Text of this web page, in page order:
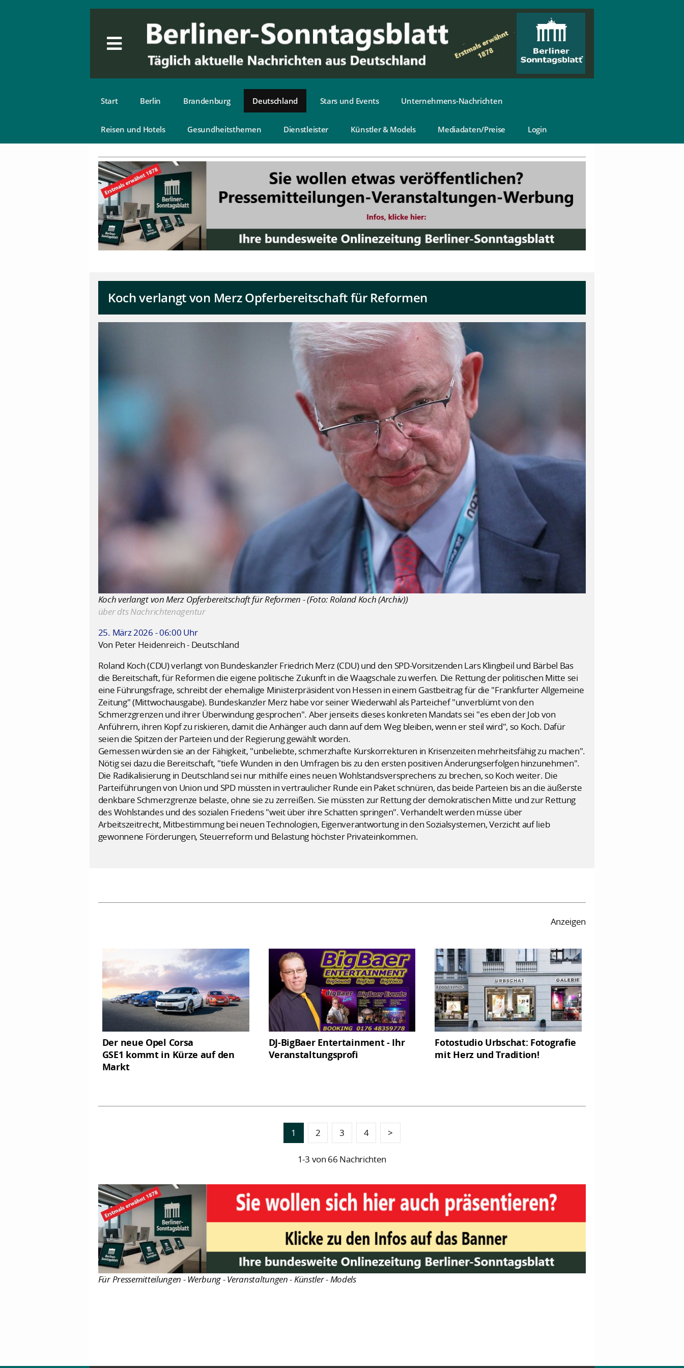
Start Berlin Brandenburg Deutschland Stars und Events Unternehmens-Nachrichten
Reisen und Hotels Gesundheitsthemen Dienstleister Künstler & Models Mediadaten/Preise Login
Koch verlangt von Merz Opferbereitschaft für Reformen
Koch verlangt von Merz Opferbereitschaft für Reformen - (Foto: Roland Koch (Archiv))
über dts Nachrichtenagentur
25. März 2026 - 06:00 Uhr
Von Peter Heidenreich - Deutschland
Roland Koch (CDU) verlangt von Bundeskanzler Friedrich Merz (CDU) und den SPD-Vorsitzenden Lars Klingbeil und Bärbel Bas
die Bereitschaft, für Reformen die eigene politische Zukunft in die Waagschale zu werfen. Die Rettung der politischen Mitte sei
eine Führungsfrage, schreibt der ehemalige Ministerpräsident von Hessen in einem Gastbeitrag für die "Frankfurter Allgemeine
Zeitung" (Mittwochausgabe). Bundeskanzler Merz habe vor seiner Wiederwahl als Parteichef "unverblümt von den
Schmerzgrenzen und ihrer Überwindung gesprochen". Aber jenseits dieses konkreten Mandats sei "es eben der Job von
Anführern, ihren Kopf zu riskieren, damit die Anhänger auch dann auf dem Weg bleiben, wenn er steil wird", so Koch. Dafür
seien die Spitzen der Parteien und der Regierung gewählt worden.
Gemessen würden sie an der Fähigkeit, "unbeliebte, schmerzhafte Kurskorrekturen in Krisenzeiten mehrheitsfähig zu machen".
Nötig sei dazu die Bereitschaft, "tiefe Wunden in den Umfragen bis zu den ersten positiven Änderungserfolgen hinzunehmen".
Die Radikalisierung in Deutschland sei nur mithilfe eines neuen Wohlstandsversprechens zu brechen, so Koch weiter. Die
Parteiführungen von Union und SPD müssten in vertraulicher Runde ein Paket schnüren, das beide Parteien bis an die äußerste
denkbare Schmerzgrenze belaste, ohne sie zu zerreißen. Sie müssten zur Rettung der demokratischen Mitte und zur Rettung
des Wohlstandes und des sozialen Friedens "weit über ihre Schatten springen". Verhandelt werden müsse über
Arbeitszeitrecht, Mitbestimmung bei neuen Technologien, Eigenverantwortung in den Sozialsystemen, Verzicht auf lieb
gewonnene Förderungen, Steuerreform und Belastung höchster Privateinkommen.
Anzeigen
Der neue Opel Corsa
GSE1 kommt in Kürze auf den
Markt
DJ-BigBaer Entertainment - Ihr
Veranstaltungsprofi
Fotostudio Urbschat: Fotografie
mit Herz und Tradition!
1 2 3 4 >
1-3 von 66 Nachrichten
Für Pressemitteilungen - Werbung - Veranstaltungen - Künstler - Models